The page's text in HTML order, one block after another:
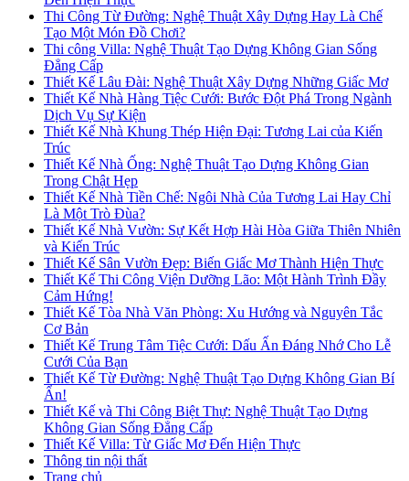
Thi Công Từ Đường: Nghệ Thuật Xây Dựng Hay Là Chế
Tạo Một Món Đồ Chơi?
Thi công Villa: Nghệ Thuật Tạo Dựng Không Gian Sống
Đẳng Cấp
Thiết Kế Lâu Đài: Nghệ Thuật Xây Dựng Những Giấc Mơ
Thiết Kế Nhà Hàng Tiệc Cưới: Bước Đột Phá Trong Ngành
Dịch Vụ Sự Kiện
Thiết Kế Nhà Khung Thép Hiện Đại: Tương Lai của Kiến
Trúc
Thiết Kế Nhà Ống: Nghệ Thuật Tạo Dựng Không Gian
Trong Chật Hẹp
Thiết Kế Nhà Tiền Chế: Ngôi Nhà Của Tương Lai Hay Chỉ
Là Một Trò Đùa?
Thiết Kế Nhà Vườn: Sự Kết Hợp Hài Hòa Giữa Thiên Nhiên
và Kiến Trúc
Thiết Kế Sân Vườn Đẹp: Biến Giấc Mơ Thành Hiện Thực
Thiết Kế Thi Công Viện Dưỡng Lão: Một Hành Trình Đầy
Cảm Hứng!
Thiết Kế Tòa Nhà Văn Phòng: Xu Hướng và Nguyên Tắc
Cơ Bản
Thiết Kế Trung Tâm Tiệc Cưới: Dấu Ấn Đáng Nhớ Cho Lễ
Cưới Của Bạn
Thiết Kế Từ Đường: Nghệ Thuật Tạo Dựng Không Gian Bí
Ẩn!
Thiết Kế và Thi Công Biệt Thự: Nghệ Thuật Tạo Dựng
Không Gian Sống Đẳng Cấp
Thiết Kế Villa: Từ Giấc Mơ Đến Hiện Thực
Thông tin nội thất
Trang chủ